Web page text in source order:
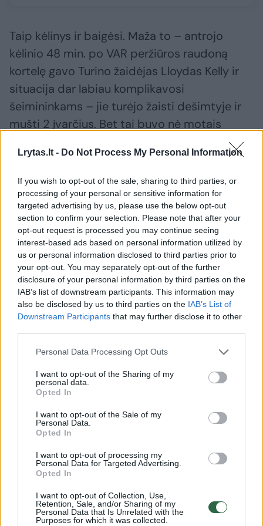
Lrytas.lt - Do Not Process My Personal Information
If you wish to opt-out of the sale, sharing to third parties, or
processing of your personal or sensitive information for
targeted advertising by us, please use the below opt-out
section to confirm your selection. Please note that after your
opt-out request is processed you may continue seeing
interest-based ads based on personal information utilized by
us or personal information disclosed to third parties prior to
your opt-out. You may separately opt-out of the further
disclosure of your personal information by third parties on the
IAB’s list of downstream participants. This information may
also be disclosed by us to third parties on the IAB’s List of
Downstream Participants that may further disclose it to other
Personal Data Processing Opt Outs
I want to opt-out of the Sharing of my
personal data.
Opted In
I want to opt-out of the Sale of my
Personal Data.
Opted In
I want to opt-out of processing my
Personal Data for Targeted Advertising.
Opted In
I want to opt-out of Collection, Use,
Retention, Sale, and/or Sharing of my
Personal Data that Is Unrelated with the
Purposes for which it was collected.
Taip kėlinys ir baigėsi. Maža to – antrojo
kėlinio 48 min. po VAR peržiūros raudoną
kortelę gavo Turino žaidėjas Lloydas Kelly ir
situacija dar labiau komplikavosi
šeimininkams – jie turėjo žaisti dešimtyje ir
mušti 2 įvarčius. Bet tai buvo nė motais
Antrasis įvartis krito 70 min., jį įmušė
Federico Gatti, o žūtbūtinį 82 min. smūgiu
galva po baudos smūgio įsūdė Westonas
McKennie. Tad po po antrojo mačo bendras
rezultatas buvo 5:5 ir ekipos buvo priverstos
žaisti pratęsimą.
Tačiau jau per jį pasimatė, kad „Juventus“
jėgos nėra beribės – per pridėtą pirmojo
aikštėje gavęs Victoras Osimhenas pelnė
išvedantį į priekį turkus, o 119 min. tašką mače
padėjo gražiu smūgiu Alperas Yilmazas.
Tad bendras rezultatas tapo 7:5 turkų naudai
ir jie žengė toliau.
Kur kas ramiau buvo akistatoje tarp Madrido
„Real“ ir Lisabonos „Benfica“. Po pirmosios